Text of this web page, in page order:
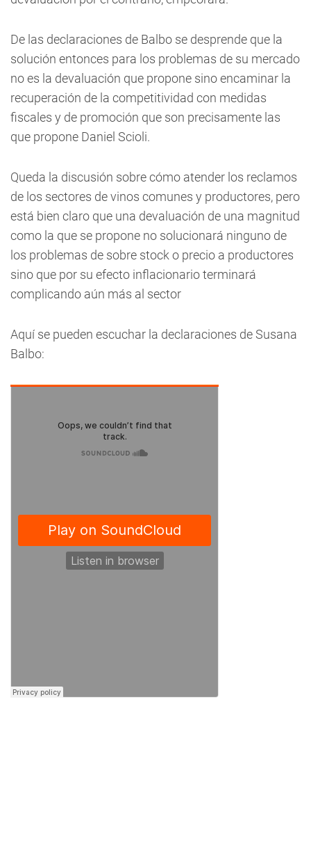
De las declaraciones de Balbo se desprende que la
solución entonces para los problemas de su mercado
no es la devaluación que propone sino encaminar la
recuperación de la competitividad con medidas
fiscales y de promoción que son precisamente las
que propone Daniel Scioli.
Queda la discusión sobre cómo atender los reclamos
de los sectores de vinos comunes y productores, pero
está bien claro que una devaluación de una magnitud
como la que se propone no solucionará ninguno de
los problemas de sobre stock o precio a productores
sino que por su efecto inflacionario terminará
complicando aún más al sector
Aquí se pueden escuchar la declaraciones de Susana
Balbo: